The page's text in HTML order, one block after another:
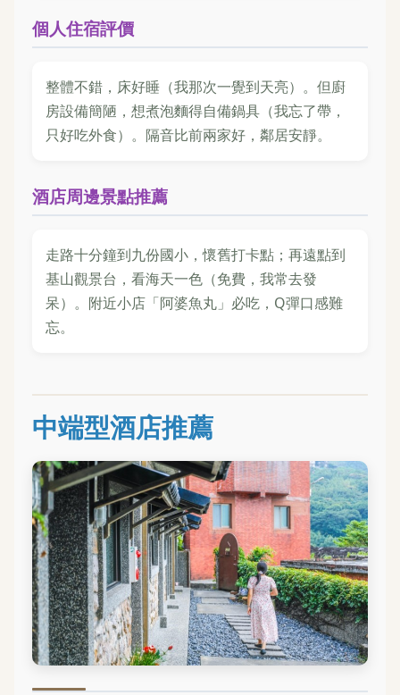
個人住宿評價
整體不錯，床好睡（我那次一覺到天亮）。但廚
房設備簡陋，想煮泡麵得自備鍋具（我忘了帶，
只好吃外食）。隔音比前兩家好，鄰居安靜。
酒店周邊景點推薦
走路十分鐘到九份國小，懷舊打卡點；再遠點到
基山觀景台，看海天一色（免費，我常去發
呆）。附近小店「阿婆魚丸」必吃，Q彈口感難
忘。
中端型酒店推薦